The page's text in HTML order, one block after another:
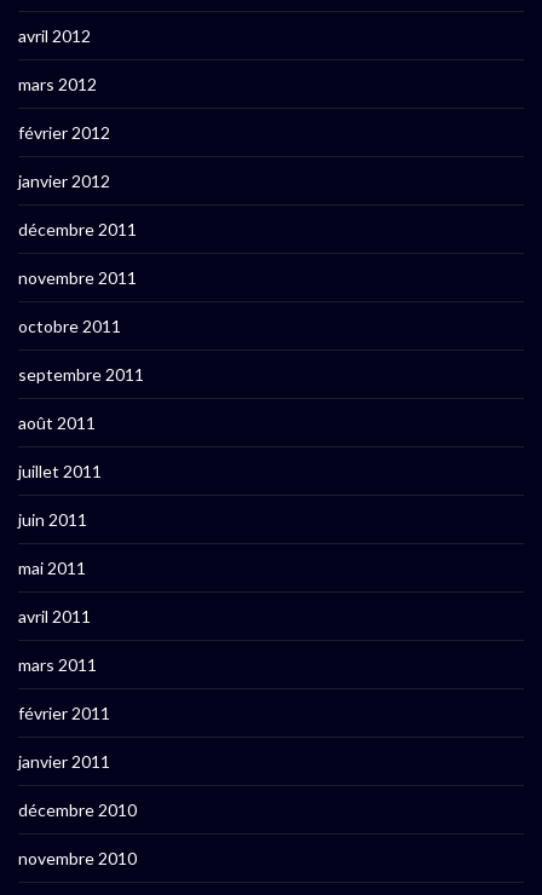
avril 2012
mars 2012
février 2012
janvier 2012
décembre 2011
novembre 2011
octobre 2011
septembre 2011
août 2011
juillet 2011
juin 2011
mai 2011
avril 2011
mars 2011
février 2011
janvier 2011
décembre 2010
novembre 2010